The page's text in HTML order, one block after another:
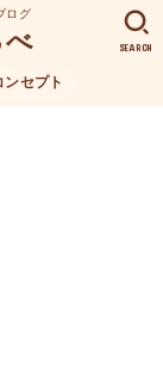
ログ
べ
ンセプト
SEARCH